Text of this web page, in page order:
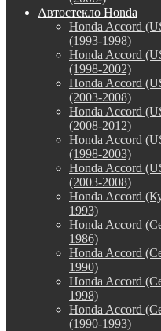
Автостекло Honda
Honda Accord
(1993-1998)
Honda Accord
(1998-2002)
Honda Accord
(2003-2008)
Honda Accord
(2008-2012)
Honda Accord
(1998-2003)
Honda Accord
(2003-2008)
Honda Accord
1993)
Honda Accord
1986)
Honda Accord
1990)
Honda Accord
1998)
Honda Accord
(1990-1993)